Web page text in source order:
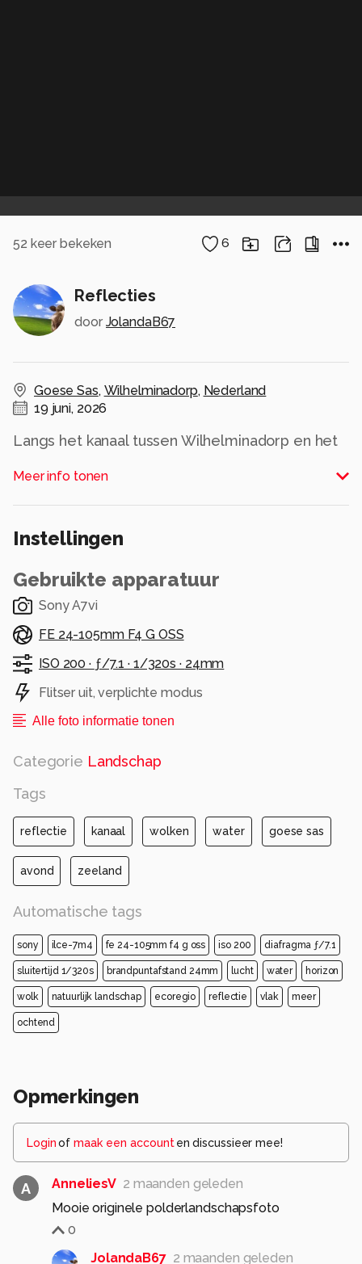
52 keer bekeken 6
Reflecties
door JolandaB67
Goese Sas, Wilhelminadorp, Nederland
19 juni, 2026
Langs het kanaal tussen Wilhelminadorp en het
windstil is. Nu het geluk dat er fietsers
passeerden.
Alle rechten voorbehouden
Meer info tonen
Instellingen
Gebruikte apparatuur
Sony A7vi
FE 24-105mm F4 G OSS
ISO 200 · ƒ/7.1 · 1/320s · 24mm
Flitser uit, verplichte modus
Alle foto informatie tonen
Categorie Landschap
Tags
reflectie kanaal wolken water goese sas
avond zeeland
Automatische tags
sony ilce-7m4 fe 24-105mm f4 g oss iso 200 diafragma ƒ/7.1
sluitertijd 1/320s brandpuntafstand 24mm lucht water horizon
wolk natuurlijk landschap ecoregio reflectie vlak meer
ochtend
Opmerkingen
Loginof maak een account en discussieer mee!
A AnneliesV 2 maanden geleden
Mooie originele polderlandschapsfoto
0
JolandaB67 2 maanden geleden